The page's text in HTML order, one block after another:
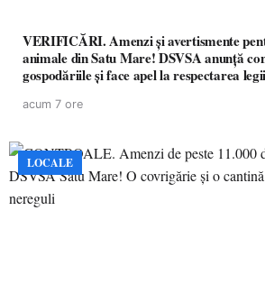
VERIFICĂRI. Amenzi și avertismente
animale din Satu Mare! DSVSA anunță
gospodăriile și face apel la respectarea legii
acum 7 ore
LOCALE